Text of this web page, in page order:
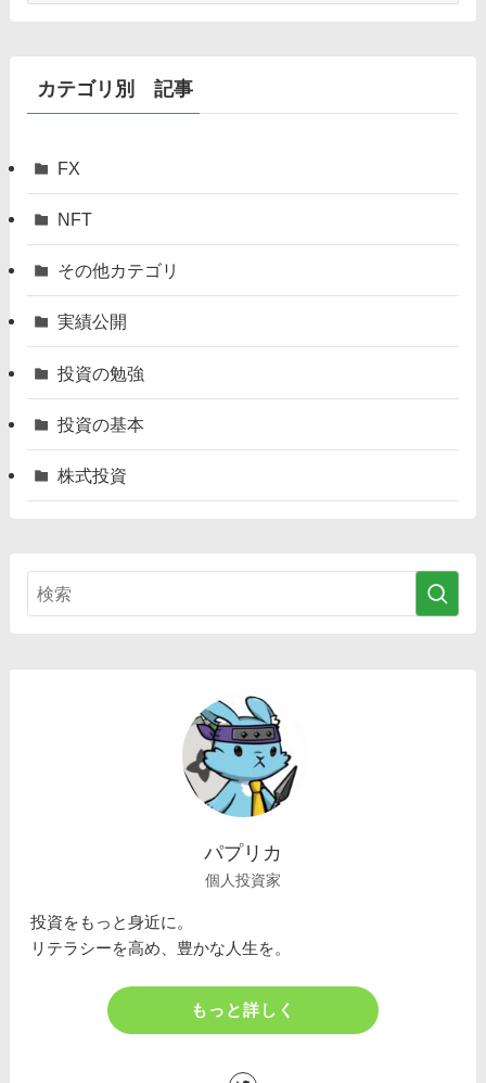
記
事
カテゴリ別 記事
FX
NFT
その他カテゴリ
実績公開
投資の勉強
投資の基本
株式投資
パプリカ
個人投資家
投資をもっと身近に。
リテラシーを高め、豊かな人生を。
もっと詳しく